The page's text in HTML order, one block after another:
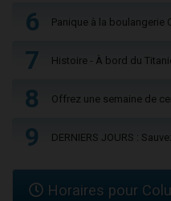
6 Panique à la boulangerie
7 Histoire - À bord du
8 Offrez une semaine de
9 DERNIERS JOURS :
Horaires pour